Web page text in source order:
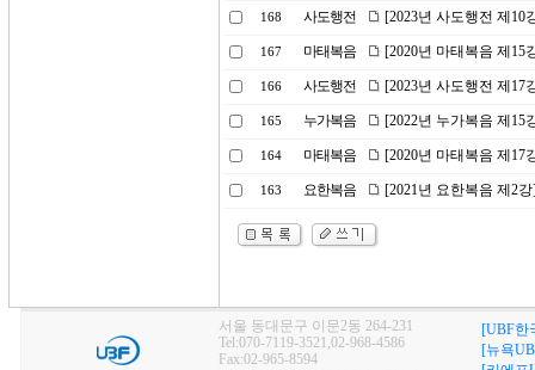
168 사도행전 [2023년 사도행전 제10
167 마태복음 [2020년 마태복음 제15
166 사도행전 [2023년 사도행전 제17
165 누가복음 [2022년 누가복음 제15
164 마태복음 [2020년 마태복음 제17
163 요한복음 [2021년 요한복음 제2
서울 동대문구 이문2동 264-231
Tel:070-7119-3521,02-968-4586
Fax:02-965-8594
[UBF한
[뉴욕